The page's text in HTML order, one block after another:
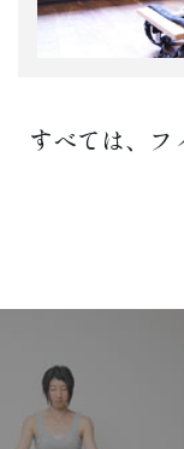
すべては、フ